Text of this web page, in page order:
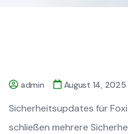
admin August 14, 2025
Sicherheitsupdates für
schließen mehrere